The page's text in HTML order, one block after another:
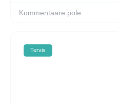
Kommentaare pole
Tervis